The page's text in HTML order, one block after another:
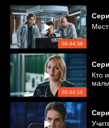
00:44:38
00:44:10
Кто